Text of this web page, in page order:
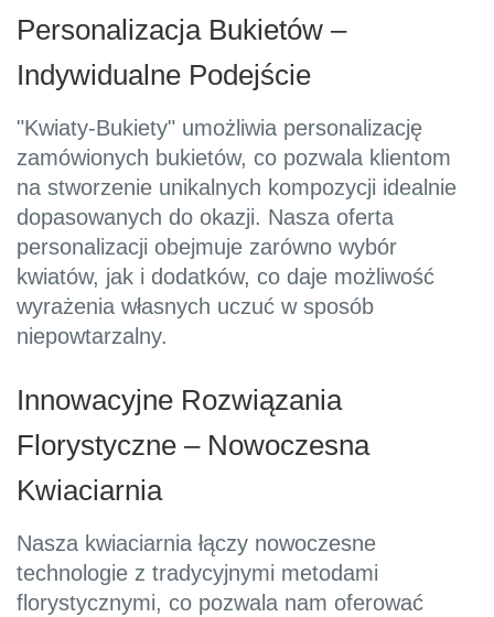
Personalizacja Bukietów –
Indywidualne Podejście
"Kwiaty-Bukiety" umożliwia personalizację
zamówionych bukietów, co pozwala klientom
na stworzenie unikalnych kompozycji idealnie
dopasowanych do okazji. Nasza oferta
personalizacji obejmuje zarówno wybór
kwiatów, jak i dodatków, co daje możliwość
wyrażenia własnych uczuć w sposób
niepowtarzalny.
Innowacyjne Rozwiązania
Florystyczne – Nowoczesna
Kwiaciarnia
Nasza kwiaciarnia łączy nowoczesne
technologie z tradycyjnymi metodami
florystycznymi, co pozwala nam oferować